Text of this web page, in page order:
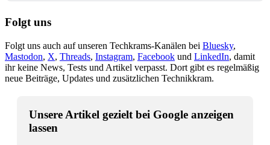
Folgt uns
Folgt uns auch auf unseren Techkrams-Kanälen bei Bluesky,
Mastodon, X, Threads, Instagram, Facebook und LinkedIn, damit
ihr keine News, Tests und Artikel verpasst. Dort gibt es regelmäßig
neue Beiträge, Updates und zusätzlichen Technikkram.
Unsere Artikel gezielt bei Google anzeigen
lassen